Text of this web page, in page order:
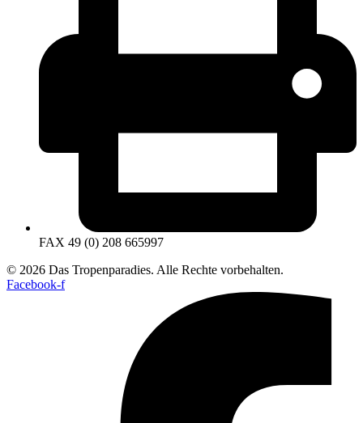
FAX 49 (0) 208 665997
© 2026 Das Tropenparadies. Alle Rechte vorbehalten.
Facebook-f